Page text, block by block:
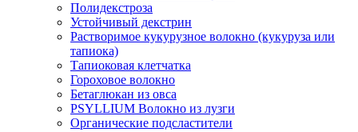
Полидекстроза
Устойчивый декстрин
Растворимое кукурузное волокно (кукуруза или
тапиока)
Тапиоковая клетчатка
Гороховое волокно
Бетаглюкан из овса
PSYLLIUM Волокно из лузги
Органические подсластители